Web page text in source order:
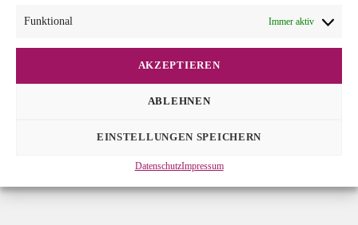
Funktional Immer aktiv
AKZEPTIEREN
ABLEHNEN
EINSTELLUNGEN SPEICHERN
DatenschutzImpressum
DIE CHIRURGINNEN E.V.